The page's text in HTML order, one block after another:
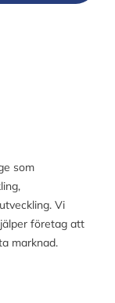
som
Vi
företag att
marknad.